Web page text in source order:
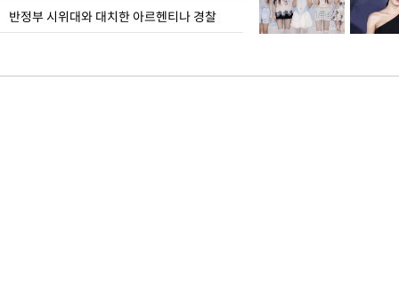
반정부 시위대와 대치한 아르헨티나 경찰